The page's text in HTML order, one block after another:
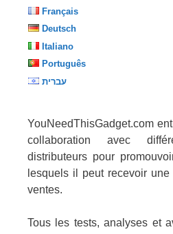
Français
Deutsch
Italiano
Português
עברית
YouNeedThisGadget.com
collaboration avec
distributeurs pour
lesquels il peut recevoir
ventes.
Tous les tests, analyses et